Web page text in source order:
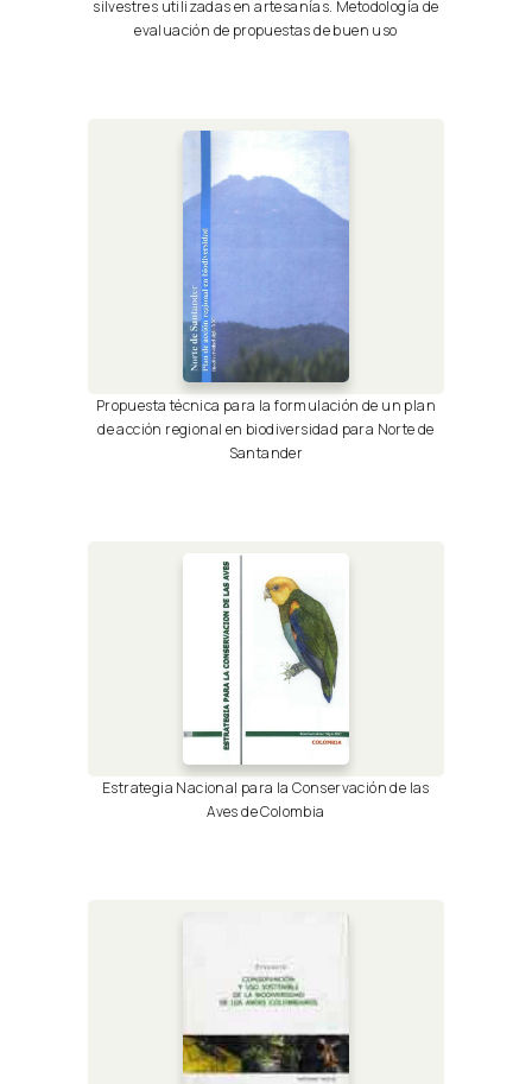
silvestres utilizadas en artesanías. Metodología de
evaluación de propuestas de buen uso
Propuesta técnica para la formulación de un plan
de acción regional en biodiversidad para Norte de
Santander
Estrategia Nacional para la Conservación de las
Aves de Colombia